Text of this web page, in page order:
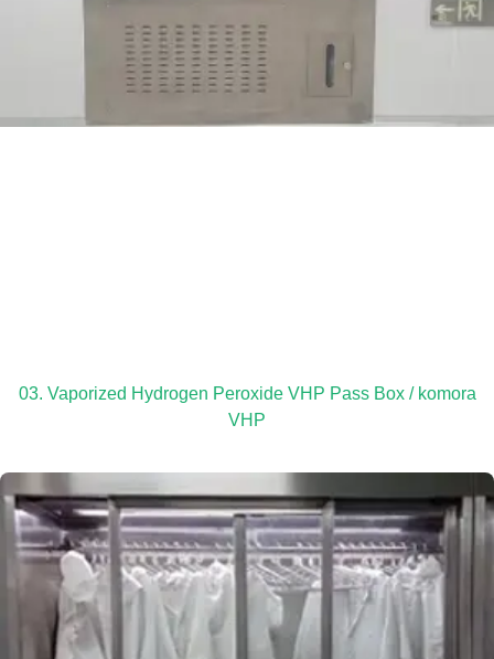
03. Vaporized Hydrogen Peroxide VHP Pass Box / komora
VHP